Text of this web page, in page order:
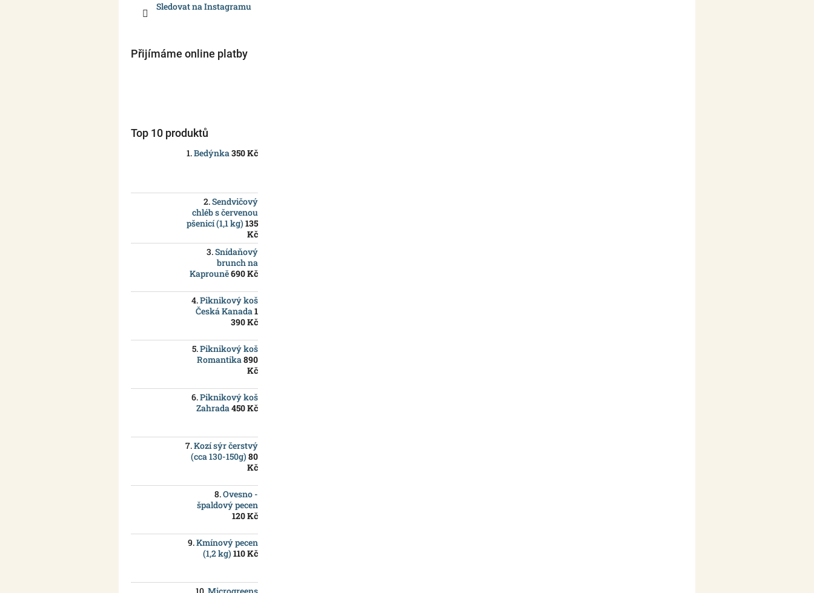
Sledovat na Instagramu
Přijímáme online platby
Top 10 produktů
Bedýnka350 Kč
Sendvičový
chléb s červenou
pšenicí (1,1 kg) 135
Kč
Snídaňový
brunch na
Kaprouně690 Kč
Piknikový koš
Česká Kanada1
390 Kč
Piknikový koš
Romantika890
Kč
Piknikový koš
Zahrada450 Kč
Kozí sýr čerstvý
(cca 130-150g) 80
Kč
Ovesno -
špaldový pecen
120 Kč
Kmínový pecen
(1,2 kg) 110 Kč